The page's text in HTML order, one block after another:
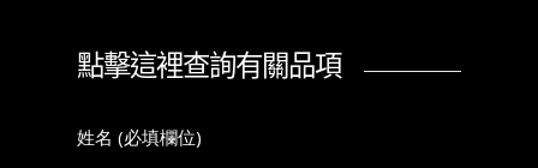
點擊這裡查詢有關品項
姓名 (必填欄位)